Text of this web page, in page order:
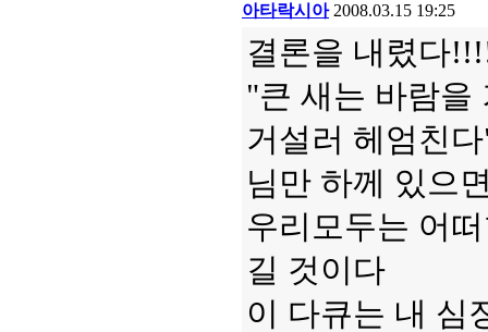
아타락시아 2008.03.15 19:25
결론을 내렸다
"큰 새는 바람을
거설러 헤엄친
님만 하께 있으
우리모두는 어
길 것이다
이 다큐는 내 심